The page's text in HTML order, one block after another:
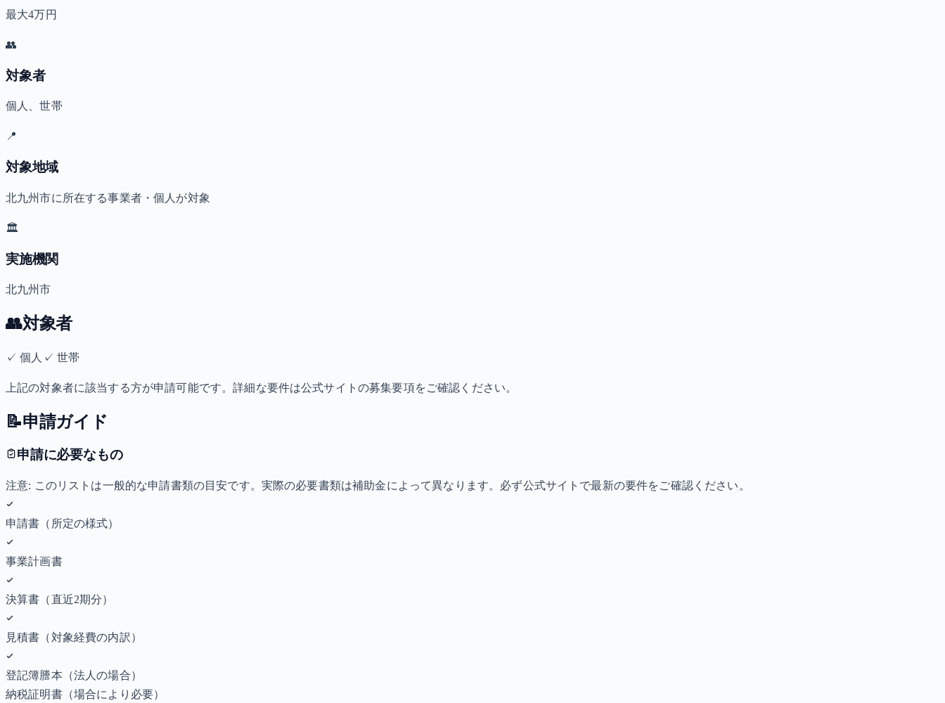
最大4万円
👥
対象者
個人、世帯
📍
対象地域
北九州市に所在する事業者・個人が対象
🏛️
実施機関
北九州市
👥対象者
✓個人 ✓ 世帯
上記の対象者に該当する方が申請可能です。詳細な要件は公式サイトの募集要項をご確認ください。
📝申請ガイド
申請に必要なもの
注意: このリストは一般的な申請書類の目安です。実際の必要書類は補助金によって異なります。必ず公式サイトで最新の要件をご確認ください。
申請書（所定の様式）
事業計画書
決算書（直近2期分）
見積書（対象経費の内訳）
登記簿謄本（法人の場合）
納税証明書（場合により必要）